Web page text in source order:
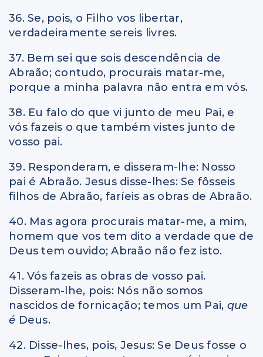
36. Se, pois, o Filho vos libertar,
verdadeiramente sereis livres.
37. Bem sei que sois descendência de
Abraão; contudo, procurais matar-me,
porque a minha palavra não entra em vós.
38. Eu falo do que vi junto de meu Pai, e
vós fazeis o que também vistes junto de
vosso pai.
39. Responderam, e disseram-lhe: Nosso
pai é Abraão. Jesus disse-lhes: Se fôsseis
filhos de Abraão, faríeis as obras de Abraão.
40. Mas agora procurais matar-me, a mim,
homem que vos tem dito a verdade que de
Deus tem ouvido; Abraão não fez isto.
41. Vós fazeis as obras de vosso pai.
Disseram-lhe, pois: Nós não somos
nascidos de fornicação; temos um Pai, que
é Deus.
42. Disse-lhes, pois, Jesus: Se Deus fosse o